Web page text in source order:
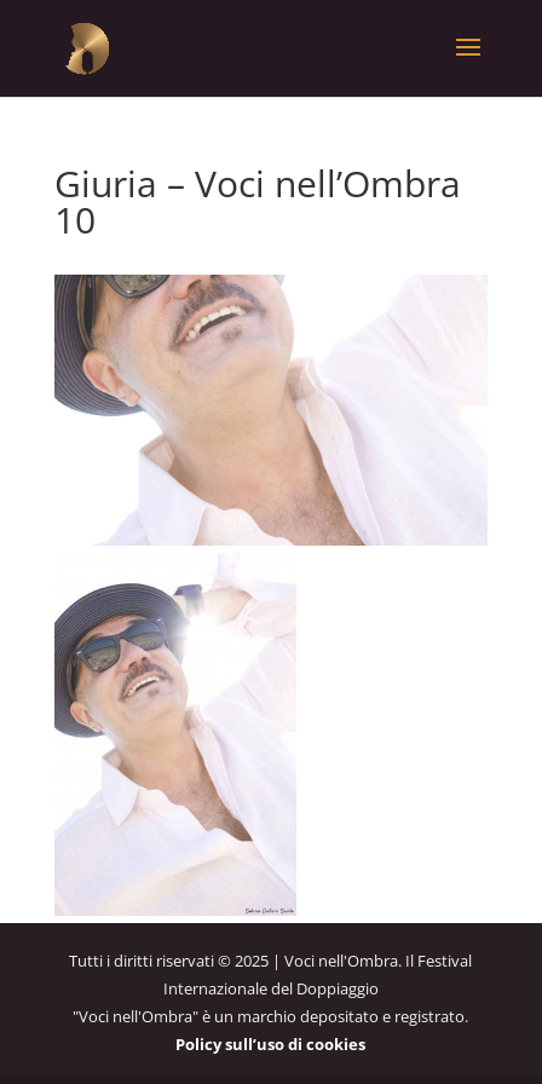
Giuria – Voci nell’Ombra
10
Tutti i diritti riservati © 2025 | Voci nell'Ombra. Il Festival
Internazionale del Doppiaggio
"Voci nell'Ombra" è un marchio depositato e registrato.
Policy sull’uso di cookies